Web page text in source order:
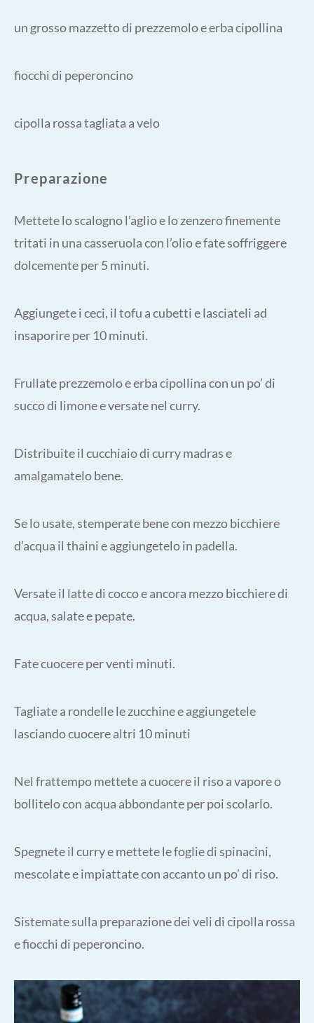
un grosso mazzetto di prezzemolo e erba cipollina
fiocchi di peperoncino
cipolla rossa tagliata a velo
Preparazione
Mettete lo scalogno l’aglio e lo zenzero finemente
tritati in una casseruola con l’olio e fate soffriggere
dolcemente per 5 minuti.
Aggiungete i ceci, il tofu a cubetti e lasciateli ad
insaporire per 10 minuti.
Frullate prezzemolo e erba cipollina con un po’ di
succo di limone e versate nel curry.
Distribuite il cucchiaio di curry madras e
amalgamatelo bene.
Se lo usate, stemperate bene con mezzo bicchiere
d’acqua il thaini e aggiungetelo in padella.
Versate il latte di cocco e ancora mezzo bicchiere di
acqua, salate e pepate.
Fate cuocere per venti minuti.
Tagliate a rondelle le zucchine e aggiungetele
lasciando cuocere altri 10 minuti
Nel frattempo mettete a cuocere il riso a vapore o
bollitelo con acqua abbondante per poi scolarlo.
Spegnete il curry e mettete le foglie di spinacini,
mescolate e impiattate con accanto un po’ di riso.
Sistemate sulla preparazione dei veli di cipolla rossa
e fiocchi di peperoncino.